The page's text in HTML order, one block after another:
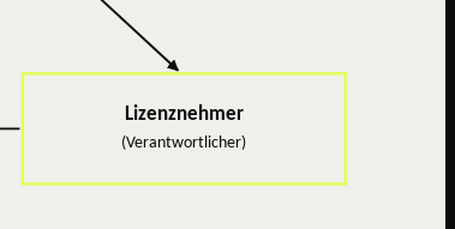
Lizenznehmer
(Verantwortlicher)